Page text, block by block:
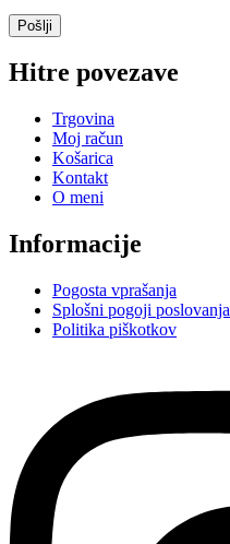
Hitre povezave
Trgovina
Moj račun
Košarica
Kontakt
O meni
Informacije
Pogosta vprašanja
Splošni pogoji poslovanja
Politika piškotkov